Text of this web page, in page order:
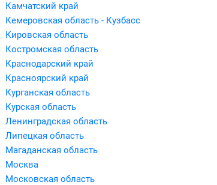
Камчатский край
Кемеровская область - Кузбасс
Кировская область
Костромская область
Краснодарский край
Красноярский край
Курганская область
Курская область
Ленинградская область
Липецкая область
Магаданская область
Москва
Московская область